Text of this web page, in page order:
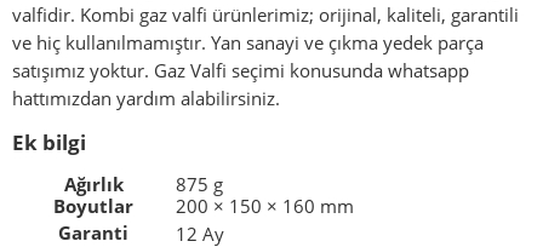
valfidir. Kombi gaz valfi ürünlerimiz; orijinal, kaliteli, garantili
ve hiç kullanılmamıştır. Yan sanayi ve çıkma yedek parça
satışımız yoktur. Gaz Valfi seçimi konusunda whatsapp
hattımızdan yardım alabilirsiniz.
Ek bilgi
Ağırlık
875 g
Boyutlar
200 × 150 × 160 mm
Garanti
12 Ay